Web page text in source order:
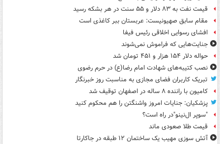
قیمت نفت به ۸۳ دلار و ۵۵ سنت در هر بشکه رسید
مقام سابق صهیونیست: عربستان ببر کاغذی است
افشای رسوایی اخلاقی رئیس فیفا
جنایت‌هایی که فراموش نمی‌شوند
حواله دلار ۱۵۴ هزار و ۴۵۱ تومان شد
نصب کتیبه‌های شهادت امام رضا(ع) در حرم رضوی
تبریک کاربران فضای مجازی به مناسبت روز خبرنگار
کامیون با راننده ۸ ساله در اصفهان توقیف شد
پزشکیان: جنایات امروز واشنگتن را هم محکوم کنید
"سوپر ال‌نینو"در راه است؟
قیمت طلا صعودی ماند
آتش سوزی مهیب یک ساختمان ۱۲ طبقه در جاکارتا